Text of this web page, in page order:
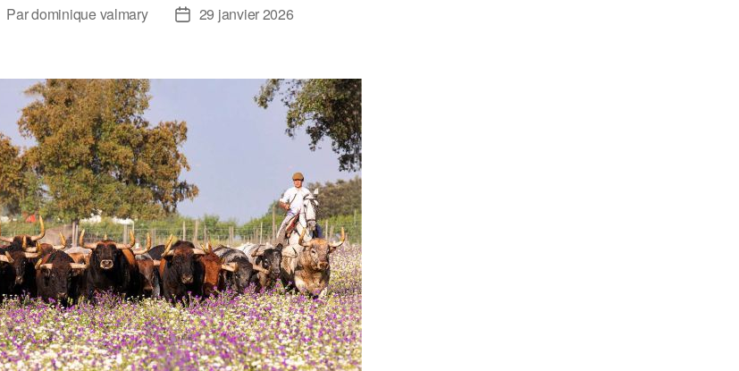
Pardominique valmary 29 janvier 2026